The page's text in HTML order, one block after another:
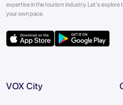
expertise in the tourism industry. Let's explore
your own pace.
VOX City